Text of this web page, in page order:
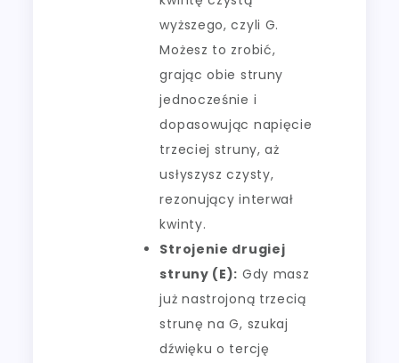
wyższego, czyli G.
Możesz to zrobić,
grając obie struny
jednocześnie i
dopasowując napięcie
trzeciej struny, aż
usłyszysz czysty,
rezonujący interwał
kwinty.
Strojenie drugiej
struny (E): Gdy masz
już nastrojoną trzecią
strunę na G, szukaj
dźwięku o tercję